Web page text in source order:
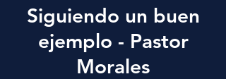
Siguiendo un buen
ejemplo - Pastor
Morales